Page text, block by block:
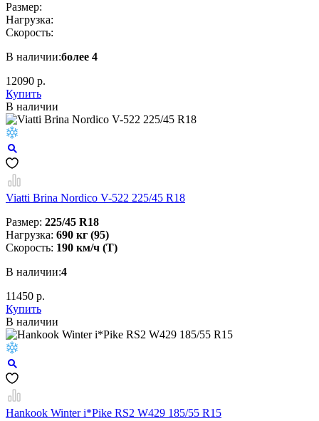
Размер:
Нагрузка:
Скорость:
В наличии:более 4
12090 р.
Купить
В наличии
Viatti Brina Nordico V-522 225/45 R18
Размер: 225/45 R18
Нагрузка: 690 кг (95)
Скорость: 190 км/ч (T)
В наличии:4
11450 р.
Купить
В наличии
Hankook Winter i*Pike RS2 W429 185/55 R15